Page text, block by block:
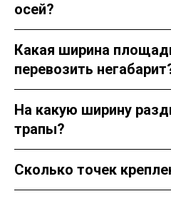
осей?
Какая ширина
перевозить
На какую ширину
трапы?
Сколько точек